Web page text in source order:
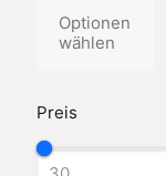
Preis
Optionen
wählen
Produkt
mehrere
Varianten